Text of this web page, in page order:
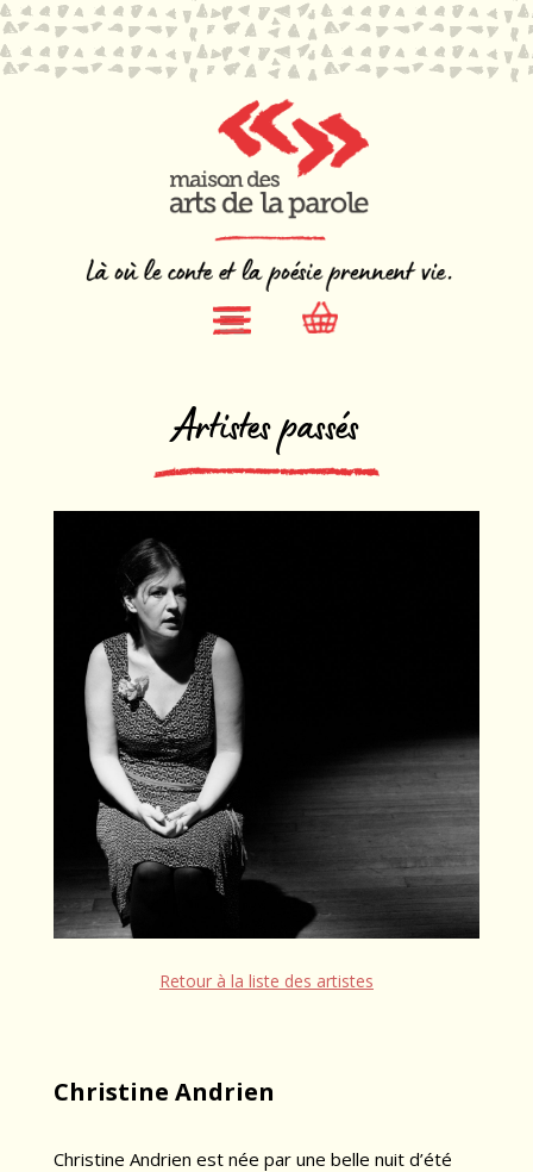
Artistes passés
Retour à la liste des artistes
Christine Andrien
Christine Andrien est née par une belle nuit d’été